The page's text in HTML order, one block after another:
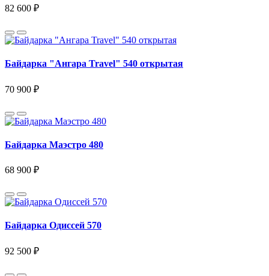
82 600 ₽
Байдарка "Ангара Travel" 540 открытая
70 900 ₽
Байдарка Маэстро 480
68 900 ₽
Байдарка Одиссей 570
92 500 ₽